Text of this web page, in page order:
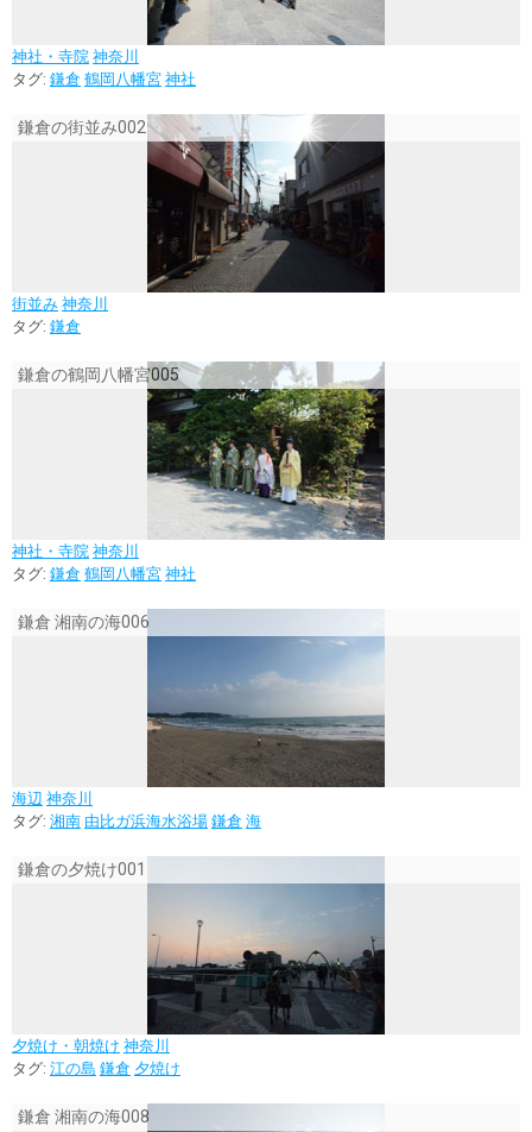
神社・寺院 神奈川
タグ: 鎌倉 鶴岡八幡宮 神社
鎌倉の街並み002
街並み 神奈川
タグ: 鎌倉
鎌倉の鶴岡八幡宮005
神社・寺院 神奈川
タグ: 鎌倉 鶴岡八幡宮 神社
鎌倉 湘南の海006
海辺 神奈川
タグ: 湘南 由比ガ浜海水浴場 鎌倉 海
鎌倉の夕焼け001
夕焼け・朝焼け 神奈川
タグ: 江の島 鎌倉 夕焼け
鎌倉 湘南の海008